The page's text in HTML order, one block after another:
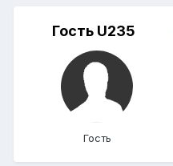
Гость U235
Гость